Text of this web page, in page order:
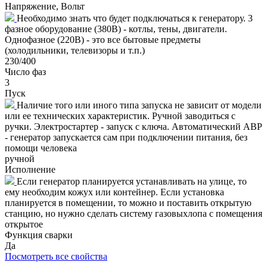
Напряжение, Вольт
Необходимо знать что будет подключаться к генератору. 3
фазное оборудование (380В) - котлы, тены, двигатели.
Однофазное (220В) - это все бытовые предметы
(холодильники, телевизоры и т.п.)
230/400
Число фаз
3
Пуск
Наличие того или иного типа запуска не зависит от модели
или ее технических характеристик. Ручной заводиться с
ручки. Электростартер - запуск с ключа. Автоматический АВР
- генератор запускается сам при подключении питания, без
помощи человека
ручной
Исполнение
Если генератор планируется устанавливать на улице, то
ему необходим кожух или контейнер. Если установка
планируется в помещении, то можно и поставить открытую
станцию, но нужно сделать систему газовыхлопа с помещения
открытое
Функция сварки
Да
Посмотреть все свойства